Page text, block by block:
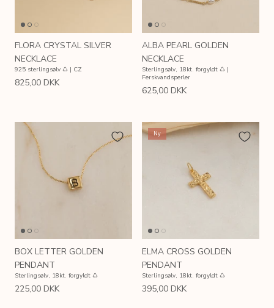
FLORA CRYSTAL SILVER
NECKLACE
925 sterlingsølv ♺ | CZ
825,00 DKK
ALBA PEARL GOLDEN
NECKLACE
Sterlingsølv, 18kt. forgyldt ♺ |
Ferskvandsperler
625,00 DKK
BOX LETTER GOLDEN
PENDANT
Sterlingsølv, 18kt. forgyldt ♺
225,00 DKK
Ny
ELMA CROSS GOLDEN
PENDANT
Sterlingsølv, 18kt. forgyldt ♺
395,00 DKK